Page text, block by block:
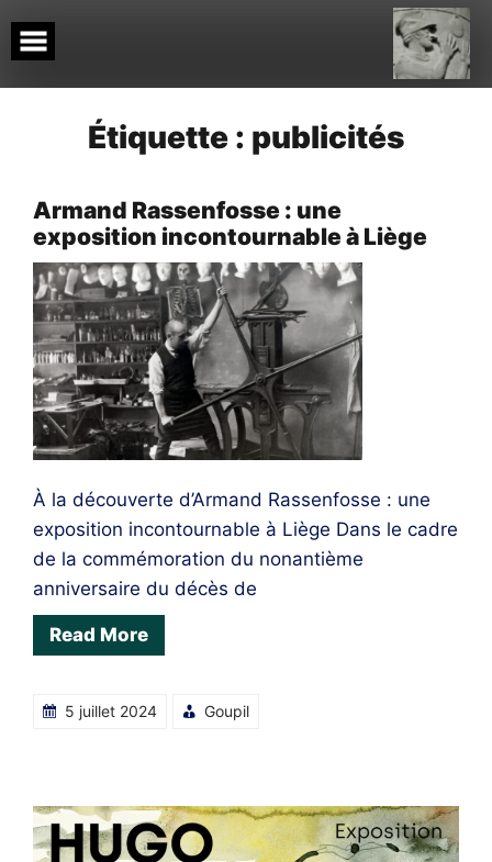
to
content
Étiquette : publicités
Armand Rassenfosse : une
exposition incontournable à Liège
À la découverte d’Armand Rassenfosse : une
exposition incontournable à Liège Dans le cadre
de la commémoration du nonantième
anniversaire du décès de
Read More
5 juillet 2024 Goupil